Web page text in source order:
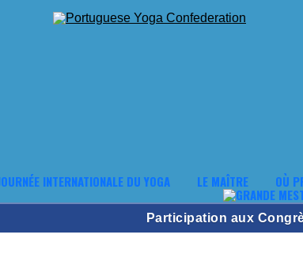
INTERNATIONALE DU YOGA LE MAÎTRE OÙ
Participation aux